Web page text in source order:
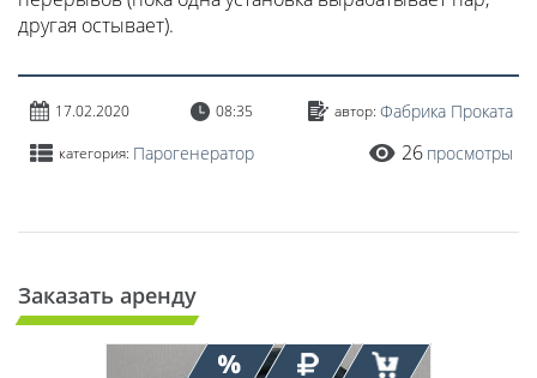
другая остывает).
17.02.2020 08:35 автор: Фабрика Проката
категория: Парогенератор 26 просмотры
Заказать аренду